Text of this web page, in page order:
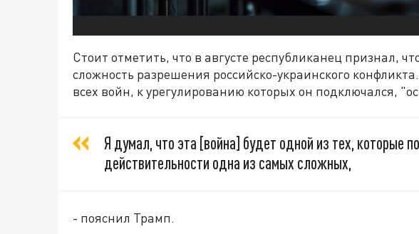
Стоит отметить, что в августе республиканец признал,
сложность разрешения российско-украинского
всех войн, к урегулированию которых он подключался,
Я думал, что эта [война] будет одной из тех, которые
действительности одна из самых сложных,
- пояснил Трамп.